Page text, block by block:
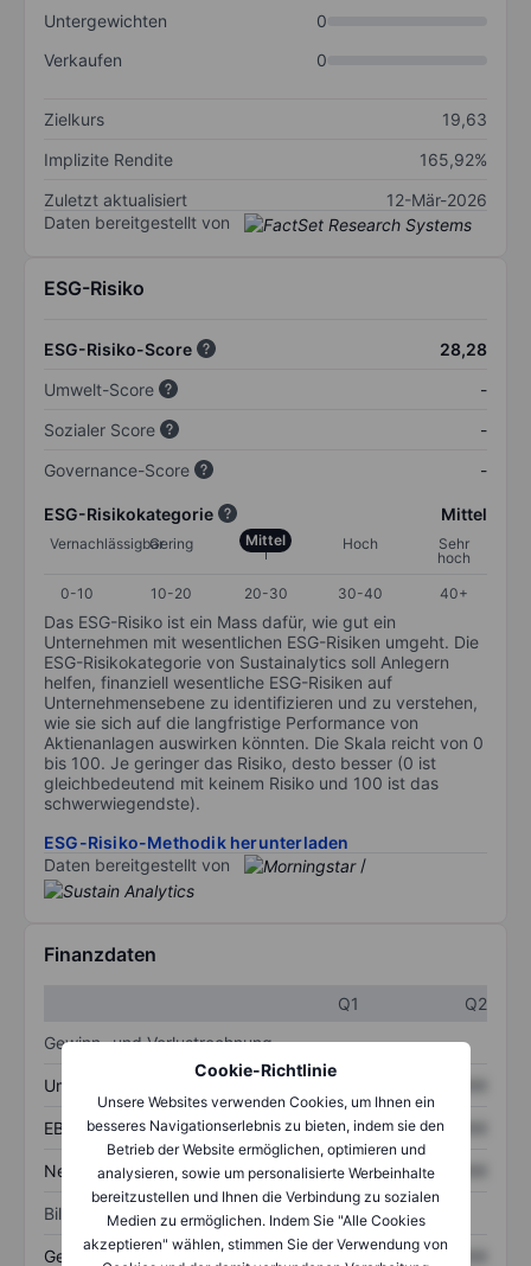
Cookie-Richtlinie
Unsere Websites verwenden Cookies, um Ihnen ein
besseres Navigationserlebnis zu bieten, indem sie den
Betrieb der Website ermöglichen, optimieren und
analysieren, sowie um personalisierte Werbeinhalte
bereitzustellen und Ihnen die Verbindung zu sozialen
Medien zu ermöglichen. Indem Sie "Alle Cookies
akzeptieren" wählen, stimmen Sie der Verwendung von
Untergewichten
0
Verkaufen
0
Zielkurs
19,63
Implizite Rendite
165,92%
Zuletzt aktualisiert
12-Mär-2026
Daten bereitgestellt von
ESG-Risiko
ESG-Risiko-Score
28,28
Umwelt-Score
-
Sozialer Score
-
Governance-Score
-
ESG-Risikokategorie Mittel
VernachlässigbarGering Mittel Hoch
Sehr
hoch
0-10
10-20 20-30 30-40 40+
Das ESG-Risiko ist ein Mass dafür, wie gut ein
Unternehmen mit wesentlichen ESG-Risiken umgeht. Die
ESG-Risikokategorie von Sustainalytics soll Anlegern
helfen, finanziell wesentliche ESG-Risiken auf
Unternehmensebene zu identifizieren und zu verstehen,
wie sie sich auf die langfristige Performance von
Aktienanlagen auswirken könnten. Die Skala reicht von 0
bis 100. Je geringer das Risiko, desto besser (0 ist
gleichbedeutend mit keinem Risiko und 100 ist das
schwerwiegendste).
ESG-Risiko-Methodik herunterladen
Daten bereitgestellt von
/
Finanzdaten
Q1
Q2
Gewinn- und Verlustrechnung
Umsatz
EBITDA XXXXXXX XXXXXXX
Nettoeinkommen XXXXXXX XXXXXXX
Bilanz
Gesamtvermögen XXXXXXX XXXXXXX